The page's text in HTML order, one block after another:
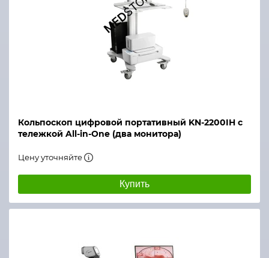
Кольпоскоп цифровой портативный KN-2200IH с
тележкой All-in-One (два монитора)
Цену уточняйте
Купить